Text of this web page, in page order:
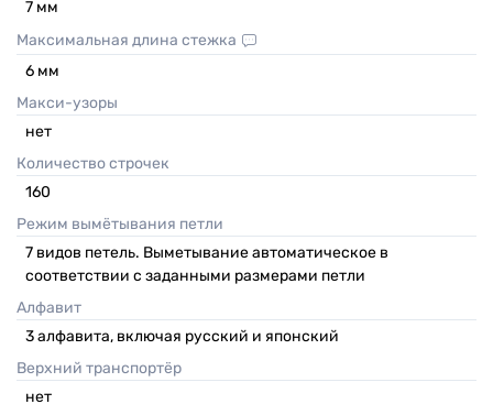
7 мм
Максимальная длина стежка
6 мм
Макси-узоры
нет
Количество строчек
160
Режим вымётывания петли
7 видов петель. Выметывание автоматическое в
соответствии с заданными размерами петли
Алфавит
3 алфавита, включая русский и японский
Верхний транспортёр
нет